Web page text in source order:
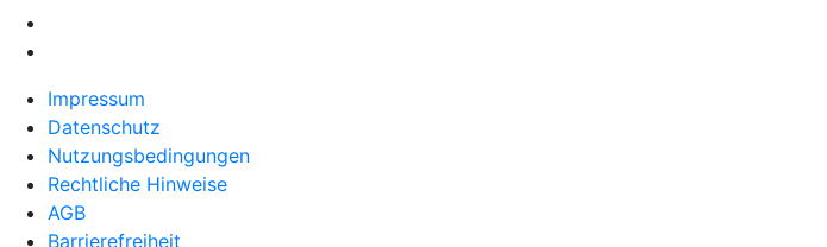
Impressum
Datenschutz
Nutzungsbedingungen
Rechtliche Hinweise
AGB
Barrierefreiheit